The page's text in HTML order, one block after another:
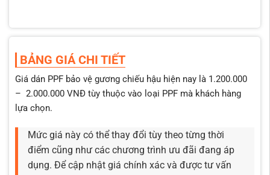
BẢNG GIÁ CHI TIẾT
Giá dán PPF bảo vệ gương chiếu hậu hiện nay là 1.200.000
– 2.000.000 VNĐ tùy thuộc vào loại PPF mà khách hàng
lựa chọn.
Mức giá này có thể thay đổi tùy theo từng thời
điểm cũng như các chương trình ưu đãi đang áp
dụng. Để cập nhật giá chính xác và được tư vấn